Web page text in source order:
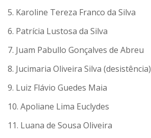
5. Karoline Tereza Franco da Silva
6. Patrícia Lustosa da Silva
7. Juam Pabullo Gonçalves de Abreu
8. Jucimaria Oliveira Silva (desistência)
9. Luiz Flávio Guedes Maia
10. Apoliane Lima Euclydes
11. Luana de Sousa Oliveira